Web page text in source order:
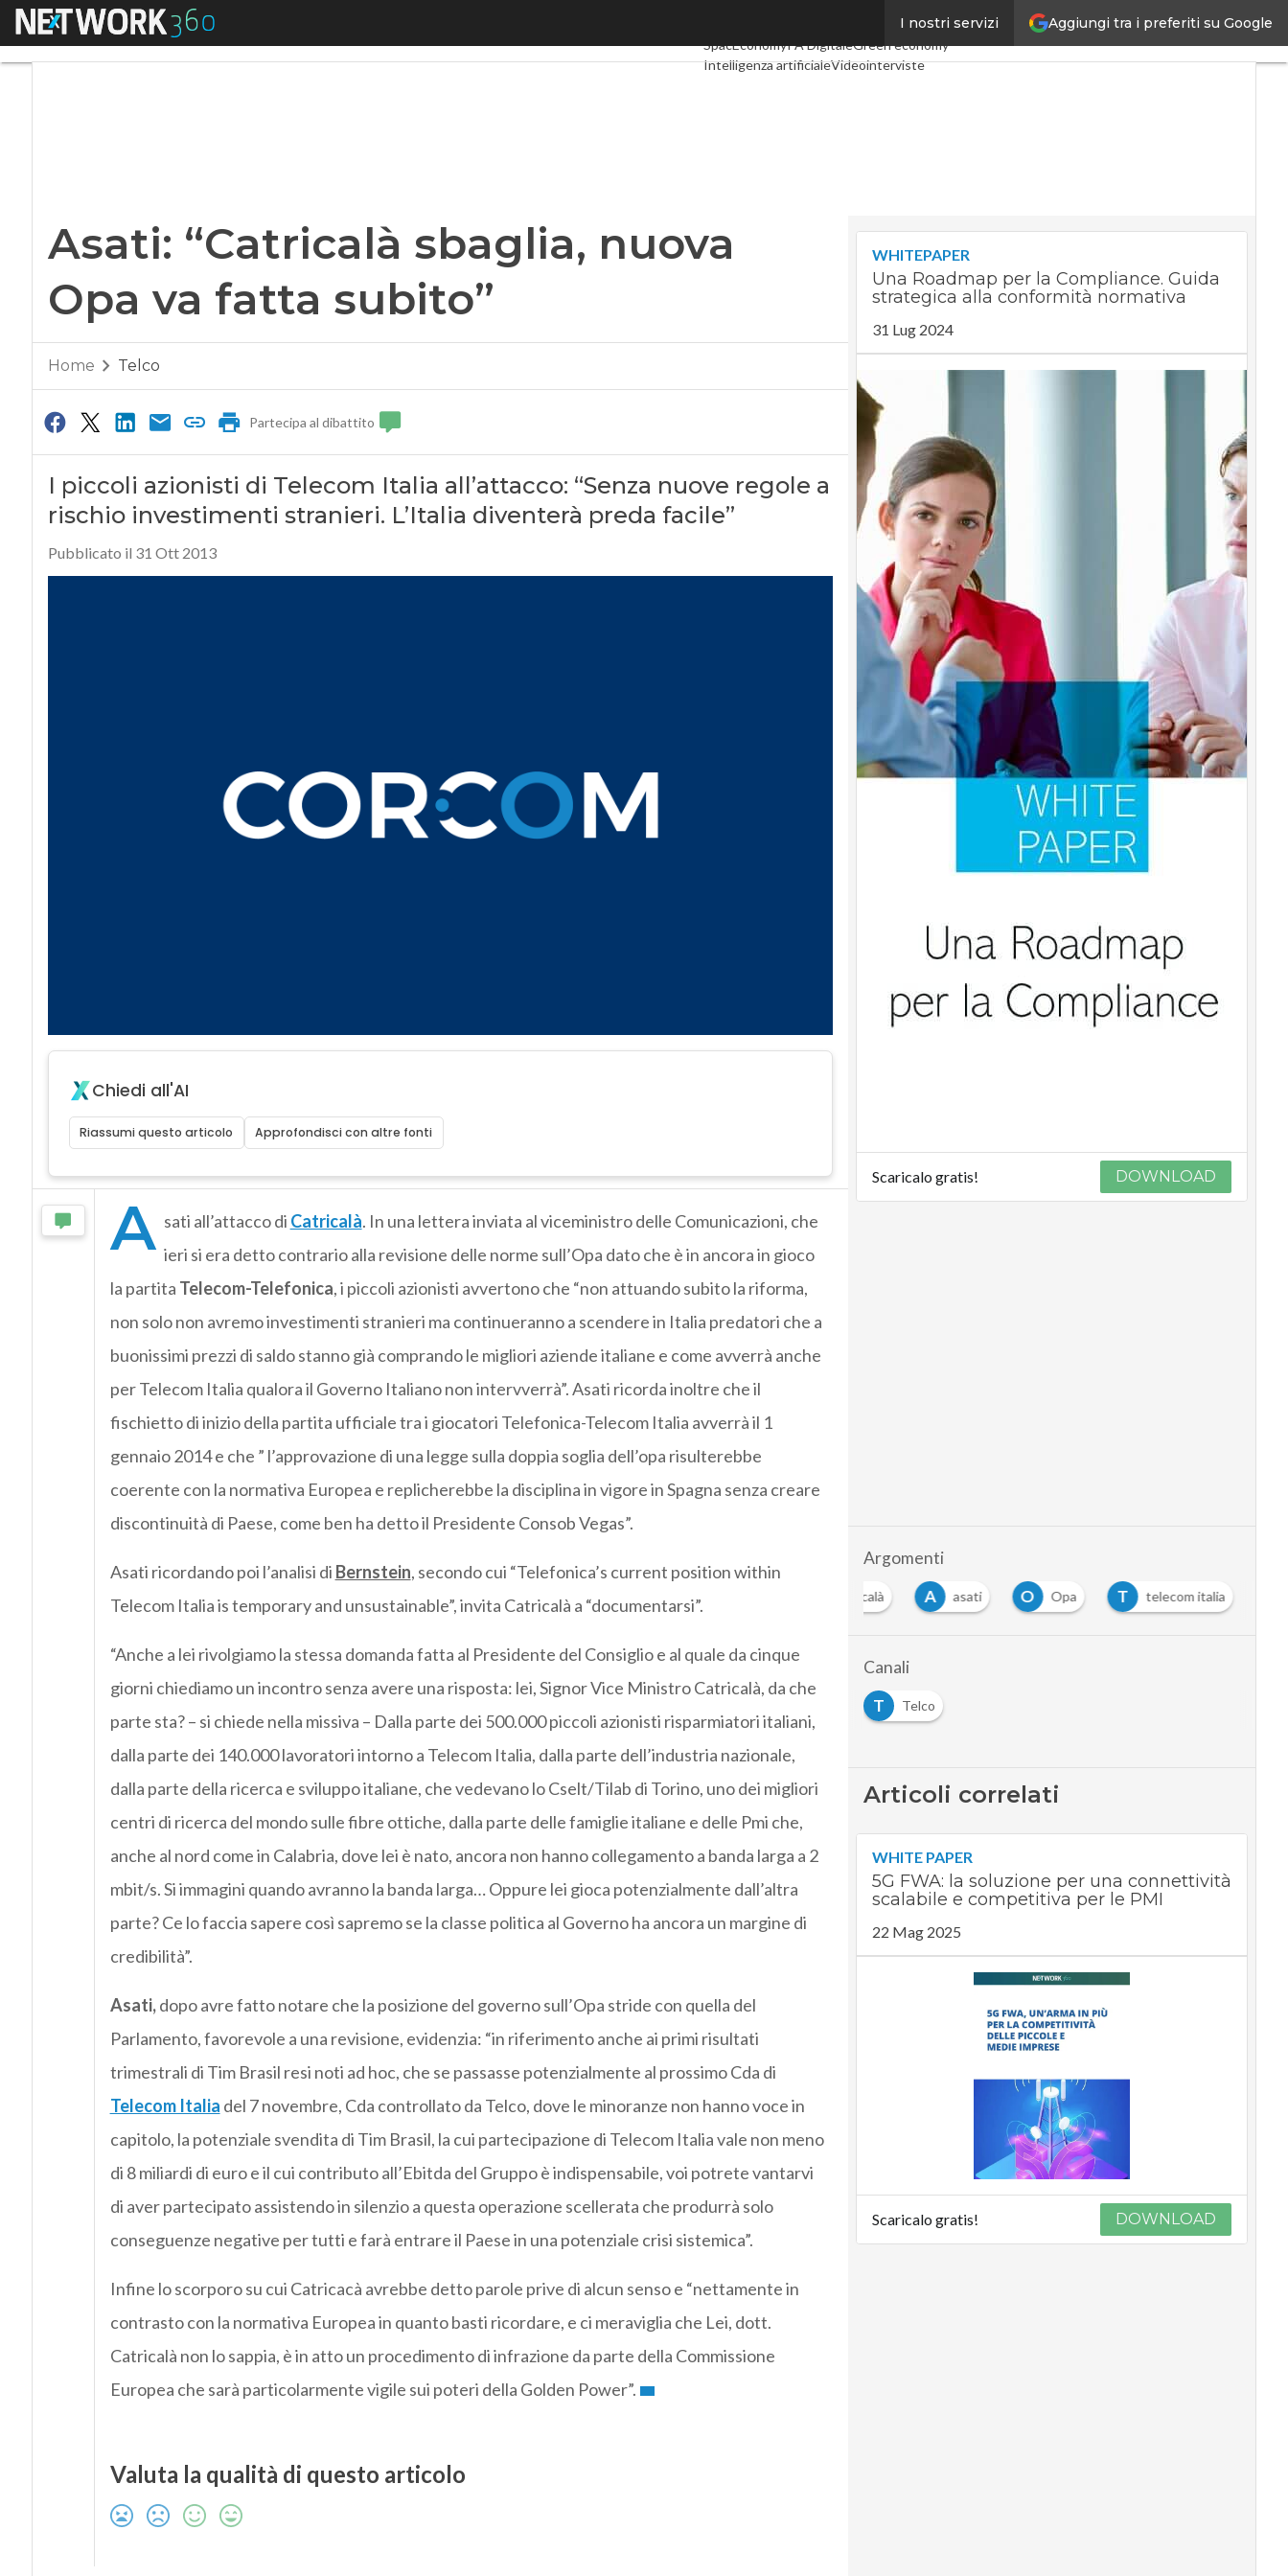
Aggiungi tra i preferiti su Google
I nostri servizi
Menu TelcoIndustria 4.0
SpacEconomyPA DigitaleGreen economy
Intelligenza artificialeVideointerviste
Asati: “Catricalà sbaglia, nuova
Opa va fatta subito”
Home Telco
Partecipa al dibattito
I piccoli azionisti di Telecom Italia all’attacco: “Senza nuove regole a
rischio investimenti stranieri. L’Italia diventerà preda facile”
Pubblicato il 31 Ott 2013
Chiedi all'AI
Riassumi questo articolo Approfondisci con altre fonti
A sati all’attacco di Catricalà. In una lettera inviata al viceministro delle Comunicazioni, che
ieri si era detto contrario alla revisione delle norme sull’Opa dato che è in ancora in gioco
la partita Telecom-Telefonica, i piccoli azionisti avvertono che “non attuando subito la riforma,
non solo non avremo investimenti stranieri ma continueranno a scendere in Italia predatori che a
buonissimi prezzi di saldo stanno già comprando le migliori aziende italiane e come avverrà anche
per Telecom Italia qualora il Governo Italiano non intervverrà”. Asati ricorda inoltre che il
fischietto di inizio della partita ufficiale tra i giocatori Telefonica-Telecom Italia avverrà il 1
gennaio 2014 e che ” l’approvazione di una legge sulla doppia soglia dell’opa risulterebbe
coerente con la normativa Europea e replicherebbe la disciplina in vigore in Spagna senza creare
discontinuità di Paese, come ben ha detto il Presidente Consob Vegas”.
Asati ricordando poi l’analisi di Bernstein, secondo cui “Telefonica’s current position within
Telecom Italia is temporary and unsustainable”, invita Catricalà a “documentarsi”.
“Anche a lei rivolgiamo la stessa domanda fatta al Presidente del Consiglio e al quale da cinque
giorni chiediamo un incontro senza avere una risposta: lei, Signor Vice Ministro Catricalà, da che
parte sta? – si chiede nella missiva – Dalla parte dei 500.000 piccoli azionisti risparmiatori italiani,
dalla parte dei 140.000 lavoratori intorno a Telecom Italia, dalla parte dell’industria nazionale,
dalla parte della ricerca e sviluppo italiane, che vedevano lo Cselt/Tilab di Torino, uno dei migliori
centri di ricerca del mondo sulle fibre ottiche, dalla parte delle famiglie italiane e delle Pmi che,
anche al nord come in Calabria, dove lei è nato, ancora non hanno collegamento a banda larga a 2
mbit/s. Si immagini quando avranno la banda larga… Oppure lei gioca potenzialmente dall’altra
parte? Ce lo faccia sapere così sapremo se la classe politica al Governo ha ancora un margine di
credibilità”.
Asati,dopo avre fatto notare che la posizione del governo sull’Opa stride con quella del
Parlamento, favorevole a una revisione, evidenzia: “in riferimento anche ai primi risultati
trimestrali di Tim Brasil resi noti ad hoc, che se passasse potenzialmente al prossimo Cda di
Telecom Italia del 7 novembre, Cda controllato da Telco, dove le minoranze non hanno voce in
capitolo, la potenziale svendita di Tim Brasil, la cui partecipazione di Telecom Italia vale non meno
di 8 miliardi di euro e il cui contributo all’Ebitda del Gruppo è indispensabile, voi potrete vantarvi
di aver partecipato assistendo in silenzio a questa operazione scellerata che produrrà solo
conseguenze negative per tutti e farà entrare il Paese in una potenziale crisi sistemica”.
Infine lo scorporo su cui Catricacà avrebbe detto parole prive di alcun senso e “nettamente in
contrasto con la normativa Europea in quanto basti ricordare, e ci meraviglia che Lei, dott.
Catricalà non lo sappia, è in atto un procedimento di infrazione da parte della Commissione
Europea che sarà particolarmente vigile sui poteri della Golden Power”.
Valuta la qualità di questo articolo
WHITEPAPER
Una Roadmap per la Compliance. Guida
strategica alla conformità normativa
31 Lug 2024
Scaricalo gratis! DOWNLOAD
Argomenti
antonio catricalà A asati O Opa T telecom italia
Canali
T
Telco
Articoli correlati
WHITE PAPER
5G FWA: la soluzione per una connettività
scalabile e competitiva per le PMI
22 Mag 2025
Scaricalo gratis! DOWNLOAD